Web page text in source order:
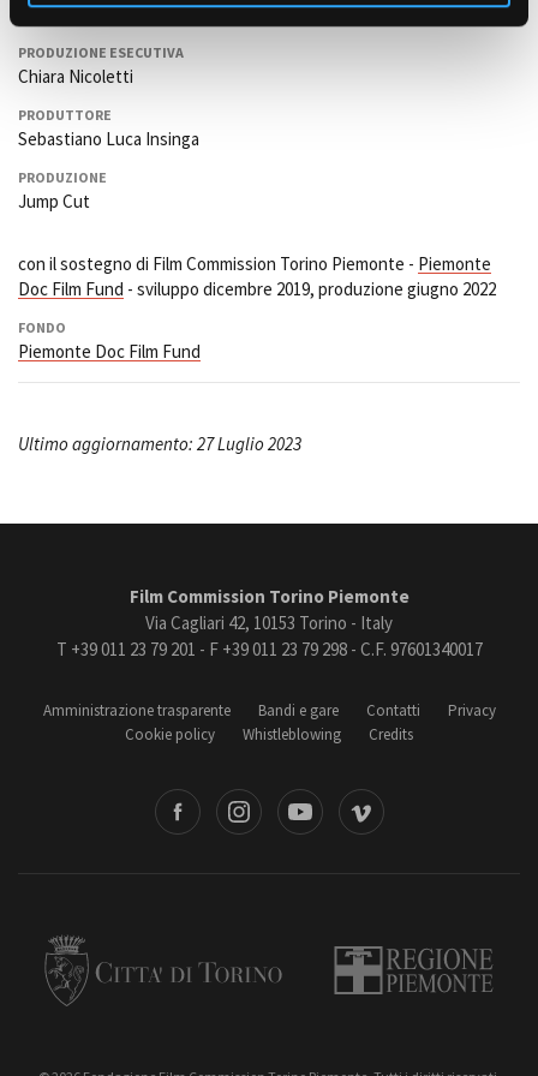
PRODUZIONE ESECUTIVA
Chiara Nicoletti
PRODUTTORE
Sebastiano Luca Insinga
PRODUZIONE
Jump Cut
con il sostegno di Film Commission Torino Piemonte - Piemonte
Doc Film Fund - sviluppo dicembre 2019, produzione giugno 2022
FONDO
Piemonte Doc Film Fund
Ultimo aggiornamento: 27 Luglio 2023
Film Commission Torino Piemonte
Via Cagliari 42, 10153 Torino - Italy
T +39 011 23 79 201 - F +39 011 23 79 298 - C.F. 97601340017
Amministrazione trasparente Bandi e gare Contatti
Privacy
Cookie policy
Whistleblowing Credits
Vimeo
Regione Piemonte